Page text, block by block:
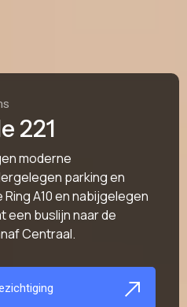
221
moderne
parking en
A10 en nabijgelegen
een buslijn naar de
Centraal.